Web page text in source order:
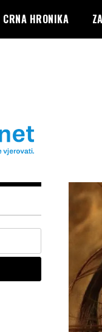
CRNA HRONIKA